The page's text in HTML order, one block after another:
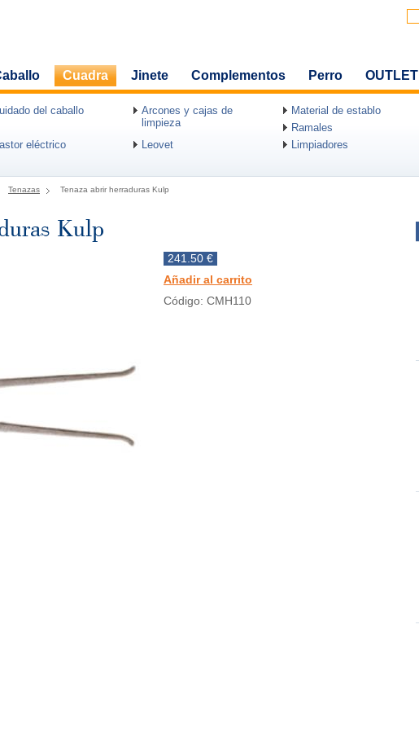
Cuadra Jinete Complementos Perro OUTLET
del caballo
Arcones y cajas de
limpieza
Material de establo
Ramales
eléctrico Leovet Limpiadores
Tenazas Tenaza abrir herraduras Kulp
Kulp
241.50 €
Añadir al carrito
Código: CMH110